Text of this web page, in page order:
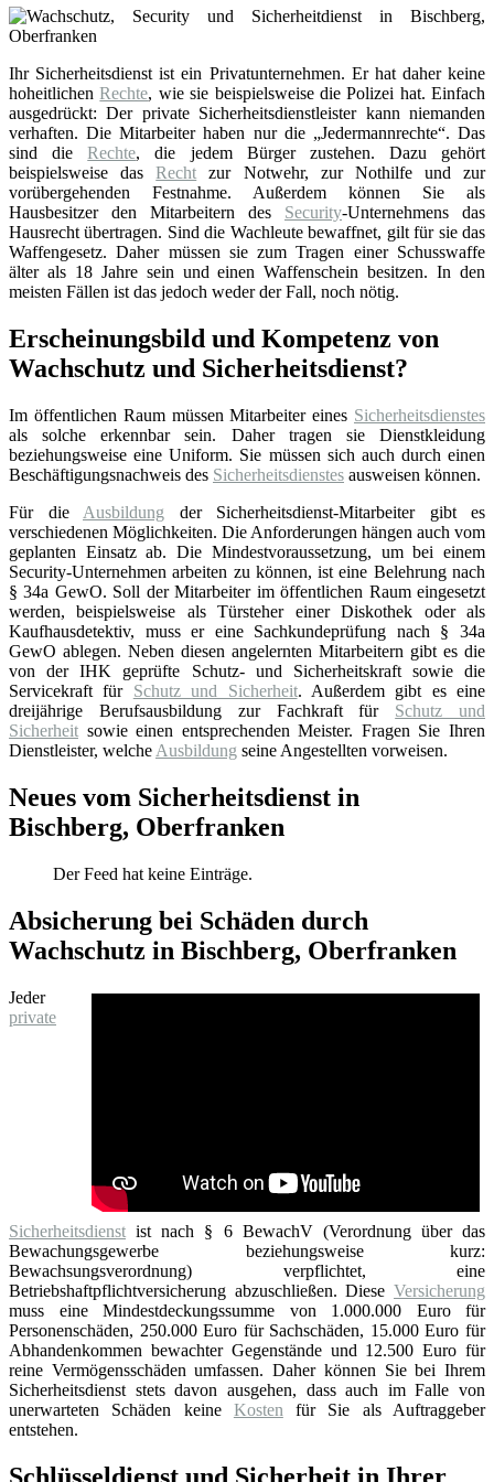
Ihr Sicherheitsdienst ist ein Privatunternehmen. Er hat daher keine
hoheitlichenRechte, wie sie beispielsweise die Polizei hat. Einfach
ausgedrückt: Der private Sicherheitsdienstleister kann niemanden
verhaften. Die Mitarbeiter haben nur die „Jedermannrechte“. Das
sind dieRechte, die jedem Bürger zustehen. Dazu gehört
beispielsweise dasRecht zur Notwehr, zur Nothilfe und zur
vorübergehenden Festnahme. Außerdem können Sie als
Hausbesitzer den Mitarbeitern des Security-Unternehmens das
Hausrecht übertragen. Sind die Wachleute bewaffnet, gilt für sie das
Waffengesetz. Daher müssen sie zum Tragen einer Schusswaffe
älter als 18 Jahre sein und einen Waffenschein besitzen. In den
meisten Fällen ist das jedoch weder der Fall, noch nötig.
Erscheinungsbild und Kompetenz von
Wachschutz und Sicherheitsdienst?
Im öffentlichen Raum müssen Mitarbeiter eines Sicherheitsdienstes
als solche erkennbar sein. Daher tragen sie Dienstkleidung
beziehungsweise eine Uniform. Sie müssen sich auch durch einen
Beschäftigungsnachweis des Sicherheitsdienstes ausweisen können.
Für die Ausbildung der Sicherheitsdienst-Mitarbeiter gibt es
verschiedenen Möglichkeiten. Die Anforderungen hängen auch vom
geplanten Einsatz ab. Die Mindestvoraussetzung, um bei einem
Security-Unternehmen arbeiten zu können, ist eine Belehrung nach
§ 34a GewO. Soll der Mitarbeiter im öffentlichen Raum eingesetzt
werden, beispielsweise als Türsteher einer Diskothek oder als
Kaufhausdetektiv, muss er eine Sachkundeprüfung nach § 34a
GewO ablegen. Neben diesen angelernten Mitarbeitern gibt es die
von der IHK geprüfte Schutz- und Sicherheitskraft sowie die
Servicekraft für Schutz und Sicherheit. Außerdem gibt es eine
dreijährige Berufsausbildung zur Fachkraft für Schutz und
Sicherheit sowie einen entsprechenden Meister. Fragen Sie Ihren
Dienstleister, welche Ausbildung seine Angestellten vorweisen.
Neues vom Sicherheitsdienst in
Bischberg, Oberfranken
Der Feed hat keine Einträge.
Absicherung bei Schäden durch
Wachschutz in Bischberg, Oberfranken
Jeder
private
Sicherheitsdienst ist nach § 6 BewachV (Verordnung über das
Bewachungsgewerbe beziehungsweise kurz:
Bewachsungsverordnung) verpflichtet, eine
Betriebshaftpflichtversicherung abzuschließen. Diese Versicherung
muss eine Mindestdeckungssumme von 1.000.000 Euro für
Personenschäden, 250.000 Euro für Sachschäden, 15.000 Euro für
Abhandenkommen bewachter Gegenstände und 12.500 Euro für
reine Vermögensschäden umfassen. Daher können Sie bei Ihrem
Sicherheitsdienst stets davon ausgehen, dass auch im Falle von
unerwarteten Schäden keine Kosten für Sie als Auftraggeber
entstehen.
Schlüsseldienst und Sicherheit in Ihrer